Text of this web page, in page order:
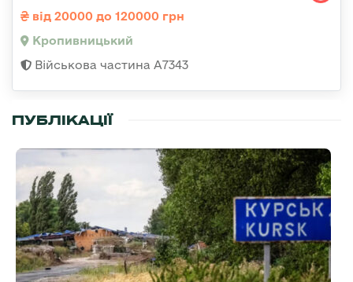
від 20000 до 120000 грн
Кропивницький
Військова частина А7343
ПУБЛІКАЦІЇ